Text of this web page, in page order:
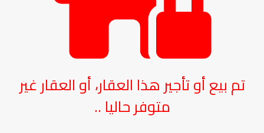
تم بيع أو تأجير هذا العقار، أو العقار غير
متوفر حاليا ..